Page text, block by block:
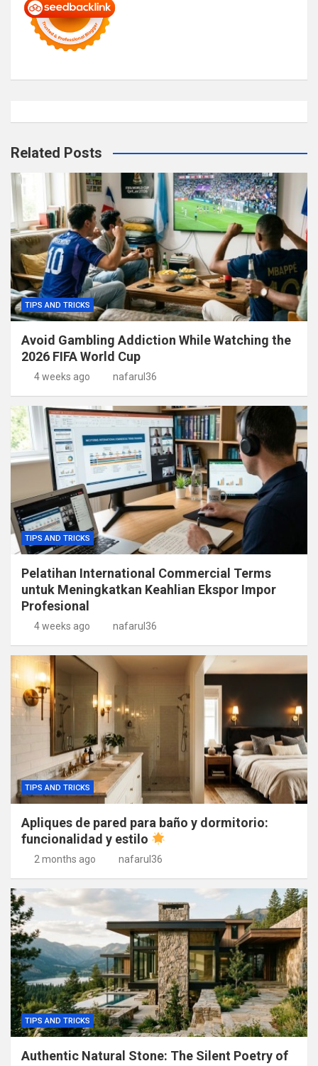
Related Posts
TIPS AND TRICKS
Avoid Gambling Addiction While Watching the
2026 FIFA World Cup
4 weeks ago nafarul36
TIPS AND TRICKS
Pelatihan International Commercial Terms
untuk Meningkatkan Keahlian Ekspor Impor
Profesional
4 weeks ago nafarul36
TIPS AND TRICKS
Apliques de pared para baño y dormitorio:
funcionalidad y estilo
2 months ago nafarul36
TIPS AND TRICKS
Authentic Natural Stone: The Silent Poetry of